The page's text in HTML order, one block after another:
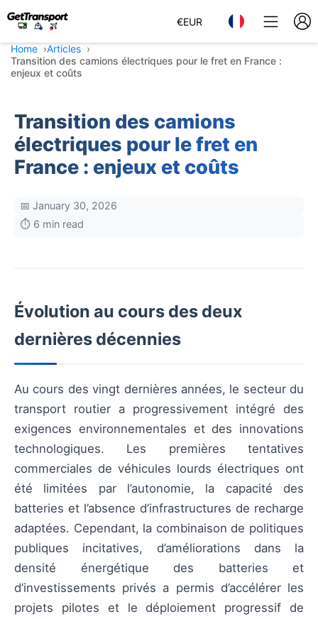
€EUR
Home
Articles
Transition des camions électriques pour le fret en France :
enjeux et coûts
Transition des camions
électriques pour le fret en
France : enjeux et coûts
📅 January 30, 2026
⏱️ 6 min read
Évolution au cours des deux
dernières décennies
Au cours des vingt dernières années, le secteur du
transport routier a progressivement intégré des
exigences environnementales et des innovations
technologiques. Les premières tentatives
commerciales de véhicules lourds électriques ont
été limitées par l’autonomie, la capacité des
batteries et l’absence d’infrastructures de recharge
adaptées. Cependant, la combinaison de politiques
publiques incitatives, d’améliorations dans la
densité énergétique des batteries et
d’investissements privés a permis d’accélérer les
projets pilotes et le déploiement progressif de